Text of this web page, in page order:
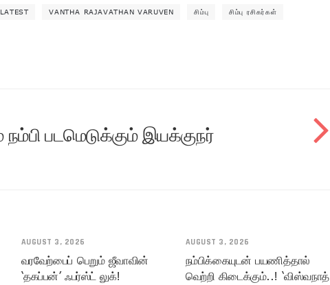
VANTHA RAJAVATHAN VARUVEN சிம்பு சிம்பு ரசிகர்கள்
படமெடுக்கும் இயக்குநர்
AUGUST 3, 2026
வரவேற்பைப் பெறும் ஜீவாவின்
‘தகப்பன்’ ஃபர்ஸ்ட் லுக்!
AUGUST 3, 2026
நம்பிக்கையுடன் பயணித்தால்
வெற்றி கிடைக்கும்..! ‘விஸ்வநாத்